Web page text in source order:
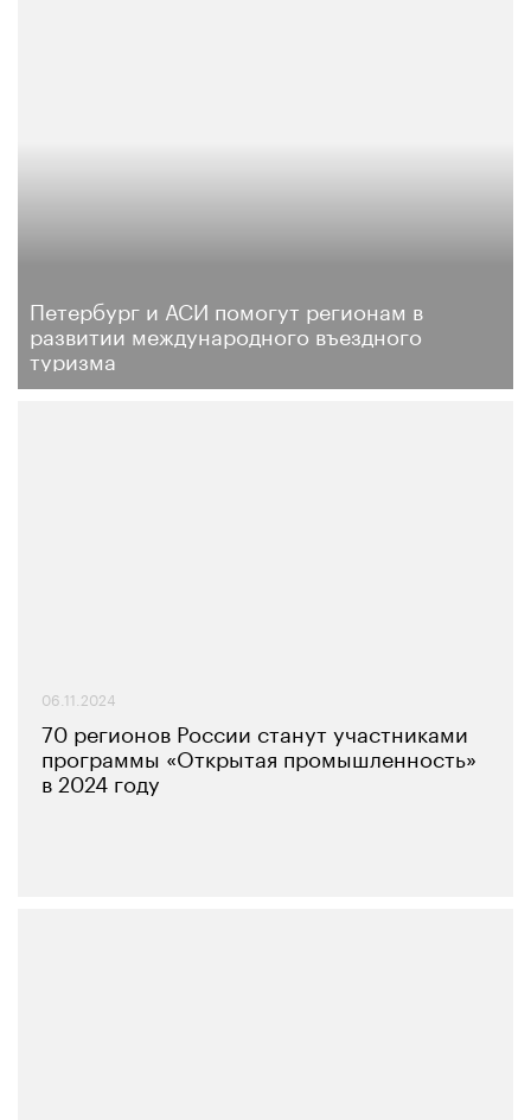
Петербург и АСИ помогут регионам в
развитии международного въездного
туризма
06.11.2024
70 регионов России станут участниками
программы «Открытая промышленность»
в 2024 году